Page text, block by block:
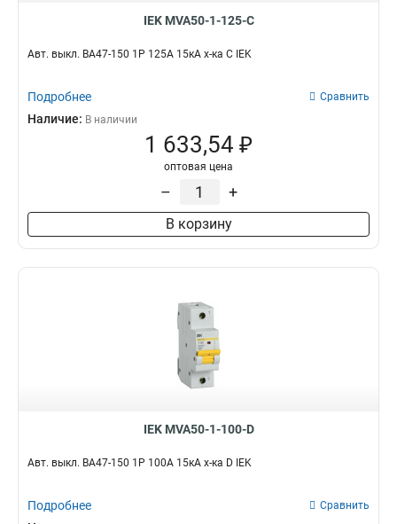
IEK MVA50-1-125-C
Авт. выкл. ВА47-150 1Р 125А 15кА х-ка C IEK
Подробнее Сравнить
Наличие: В наличии
1 633,54 ₽
оптовая цена
– +
В корзину
IEK MVA50-1-100-D
Авт. выкл. ВА47-150 1Р 100А 15кА х-ка D IEK
Подробнее Сравнить